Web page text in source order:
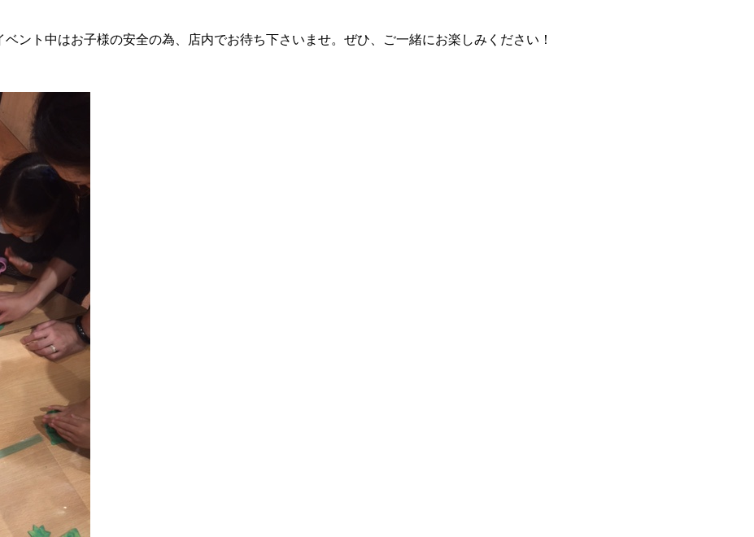
ント中はお子様の安全の為、店内でお待ち下さいませ。ぜひ、ご一緒にお楽しみください！